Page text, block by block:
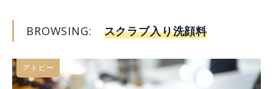
BROWSING: スクラブ入り洗顔料
アトピー